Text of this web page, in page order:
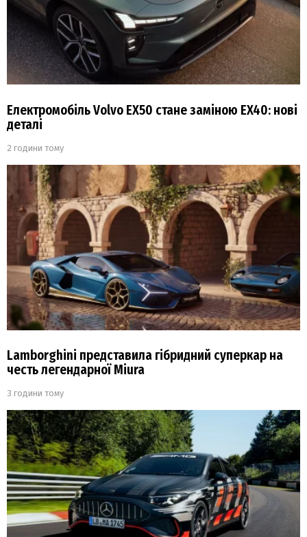
Електромобіль Volvo EX50 стане заміною EX40: нові
деталі
2 години тому
Lamborghini представила гібридний суперкар на
честь легендарної Miura
3 години тому